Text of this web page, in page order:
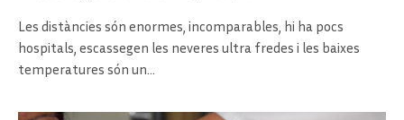
Les distàncies són enormes, incomparables, hi ha pocs
hospitals, escassegen les neveres ultra fredes i les baixes
temperatures són un…